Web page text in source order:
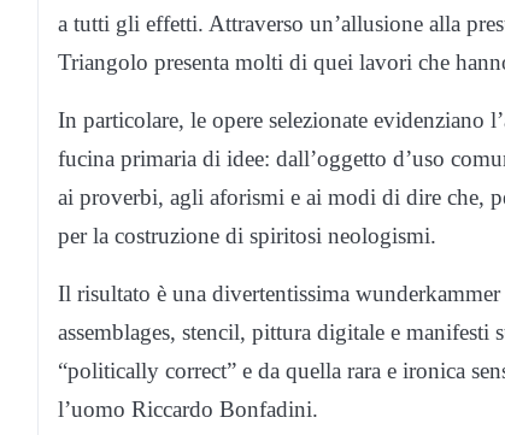
a tutti gli effetti. Attraverso un’allusione alla
Triangolo presenta molti di quei lavori che
In particolare, le opere selezionate
fucina primaria di idee: dall’oggetto d’uso
ai proverbi, agli aforismi e ai modi di dire che,
per la costruzione di spiritosi neologismi.
Il risultato è una divertentissima
assemblages, stencil, pittura digitale e
“politically correct” e da quella rara e ironica
l’uomo Riccardo Bonfadini.